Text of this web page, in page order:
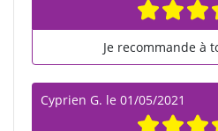
Je recommande à
Cyprien G. le 01/05/2021